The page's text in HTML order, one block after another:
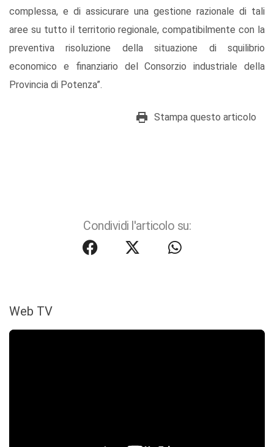
complessa, e di assicurare una gestione razionale di tali
aree su tutto il territorio regionale, compatibilmente con la
preventiva risoluzione della situazione di squilibrio
economico e finanziario del Consorzio industriale della
Provincia di Potenza”.
Stampa questo articolo
Condividi l'articolo su:
Web TV